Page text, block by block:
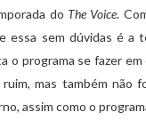
do The Voice.
sem dúvidas é a
programa se fazer
mas também não
assim como o